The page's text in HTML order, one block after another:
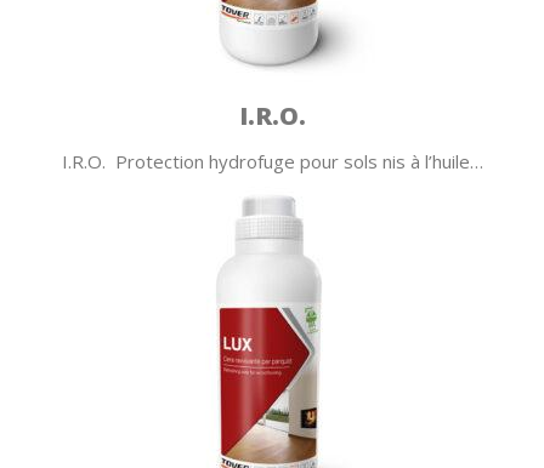
I.R.O.
I.R.O. Protection hydrofuge pour sols nis à l’huile…